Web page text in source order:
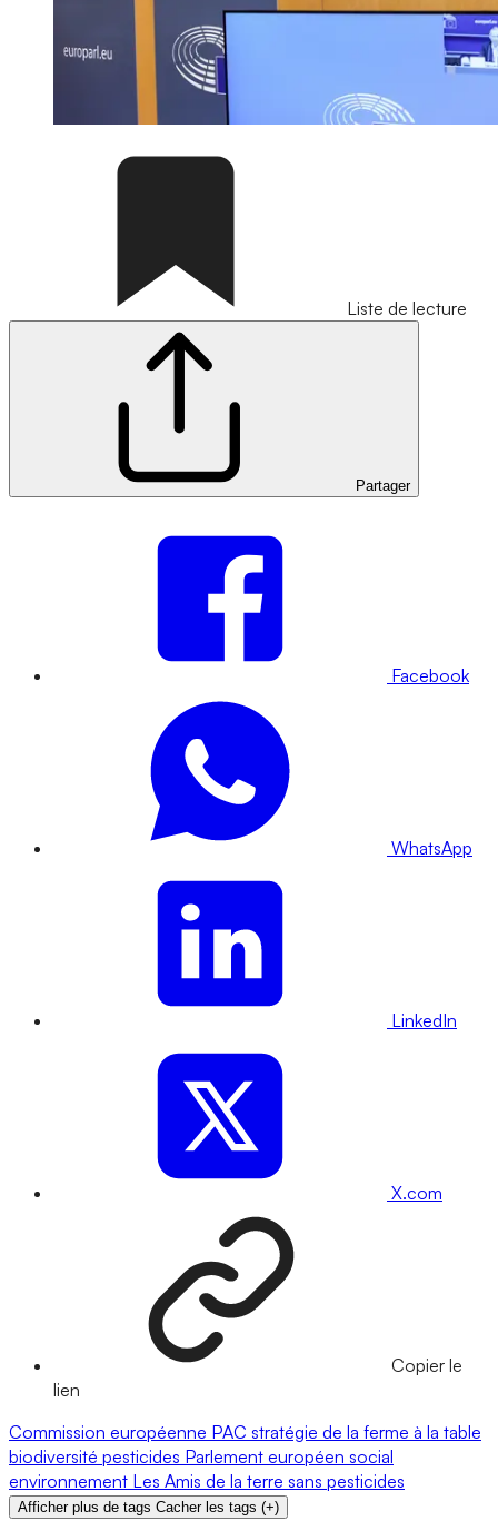
Liste de lecture
Partager
Facebook
WhatsApp
LinkedIn
X.com
Copier le
lien
Commission européenne PAC stratégie de la ferme à la table
biodiversité pesticides Parlement européen social
environnement Les Amis de la terre sans pesticides
Afficher plus de tags Cacher les tags (+)